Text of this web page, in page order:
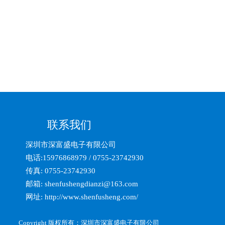
联系我们
深圳市深富盛电子有限公司
电话:15976868979 / 0755-23742930
传真: 0755-23742930
邮箱: shenfushengdianzi@163.com
网址: http://www.shenfusheng.com/
Copyright 版权所有：深圳市深富盛电子有限公司